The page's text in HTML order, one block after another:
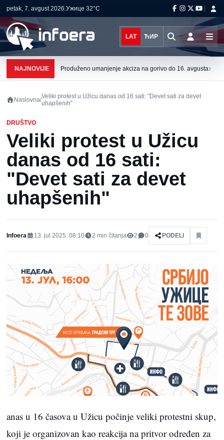
petak, 7. avgust 2026.Ужице 32°C
LAT ЋИР
NAJNOVIJE Produženo umanjenje akciza na gorivo do 16. avgusta›
Naslovna/Veliki protest u Užicu danas od 16 sati: "Devet sati za devet
uhapšenih"
DRUŠTVO
Veliki protest u Užicu
danas od 16 sati:
"Devet sati za devet
uhapšenih"
Infoera 13. jul 2025. 08:10 2 min čitanja 2 0 PODELI
anas u 16 časova u Užicu počinje veliki protestni skup,
koji je organizovan kao reakcija na pritvor određen za